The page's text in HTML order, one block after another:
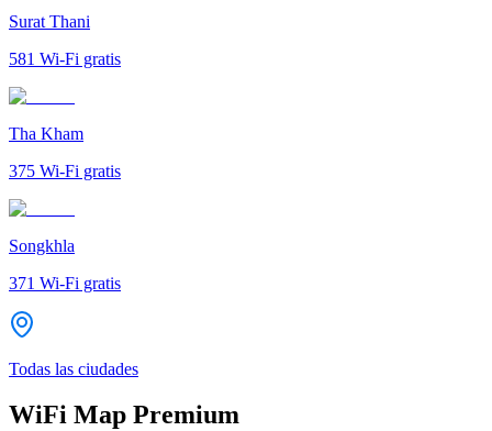
Surat Thani
581 Wi-Fi gratis
Tha Kham
375 Wi-Fi gratis
Songkhla
371 Wi-Fi gratis
Todas las ciudades
WiFi Map Premium